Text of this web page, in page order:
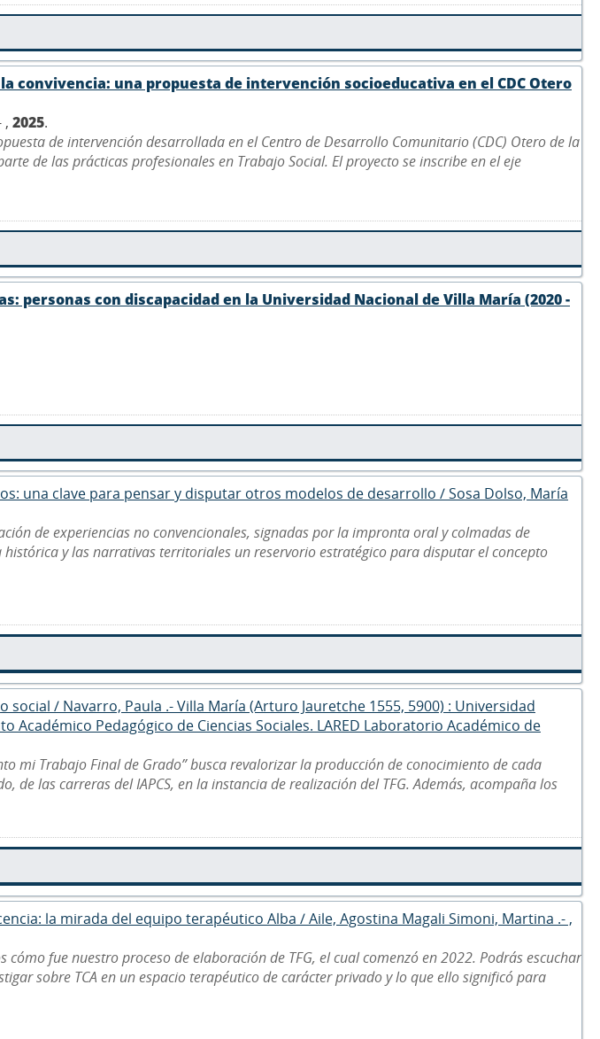
convivencia: una propuesta de intervención socioeducativa en el CDC Otero
, 2025.
de intervención desarrollada en el Centro de Desarrollo Comunitario (CDC) Otero de la
de las prácticas profesionales en Trabajo Social. El proyecto se inscribe en el eje
personas con discapacidad en la Universidad Nacional de Villa María (2020 -
una clave para pensar y disputar otros modelos de desarrollo / Sosa Dolso, María
de experiencias no convencionales, signadas por la impronta oral y colmadas de
y las narrativas territoriales un reservorio estratégico para disputar el concepto
social / Navarro, Paula .- Villa María (Arturo Jauretche 1555, 5900) : Universidad
Académico Pedagógico de Ciencias Sociales. LARED Laboratorio Académico de
mi Trabajo Final de Grado” busca revalorizar la producción de conocimiento de cada
de las carreras del IAPCS, en la instancia de realización del TFG. Además, acompaña los
la mirada del equipo terapéutico Alba / Aile, Agostina Magali Simoni, Martina .- ,
cómo fue nuestro proceso de elaboración de TFG, el cual comenzó en 2022. Podrás escuchar
sobre TCA en un espacio terapéutico de carácter privado y lo que ello significó para